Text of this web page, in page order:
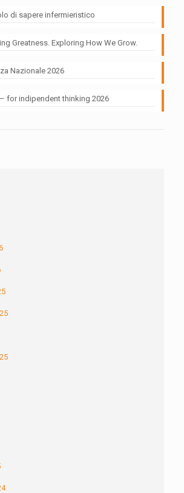
di sapere infermieristico
Greatness. Exploring How We Grow.
Nazionale 2026
– for indipendent thinking 2026